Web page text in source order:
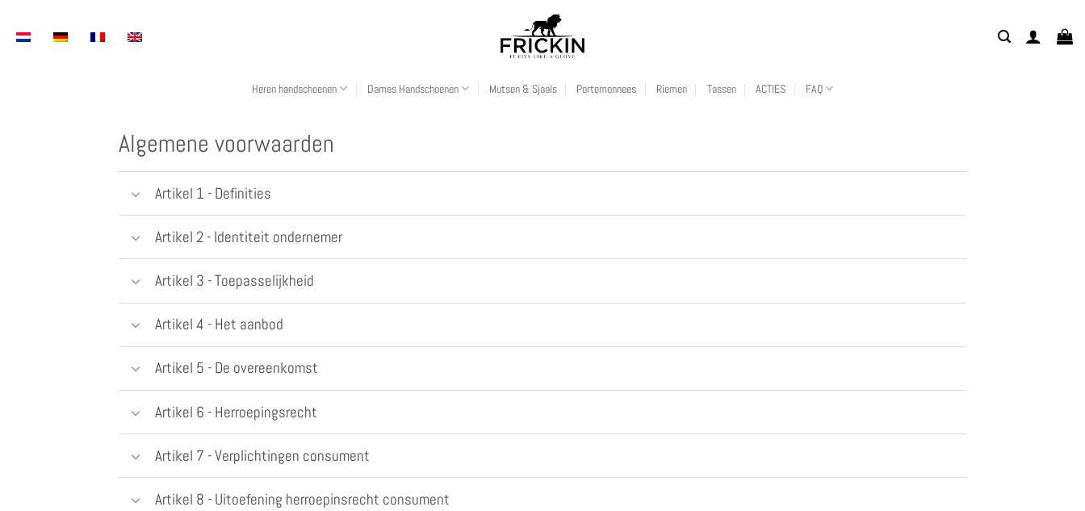
naar
Heren handschoenen Dames Handschoenen Mutsen & Sjaals Portemonnees Riemen Tassen ACTIES FAQ
Algemene voorwaarden
Artikel 1 - Definities
Artikel 2 - Identiteit ondernemer
Artikel 3 - Toepasselijkheid
Artikel 4 - Het aanbod
Artikel 5 - De overeenkomst
Artikel 6 - Herroepingsrecht
Artikel 7 - Verplichtingen consument
Artikel 8 - Uitoefening herroepinsrecht consument